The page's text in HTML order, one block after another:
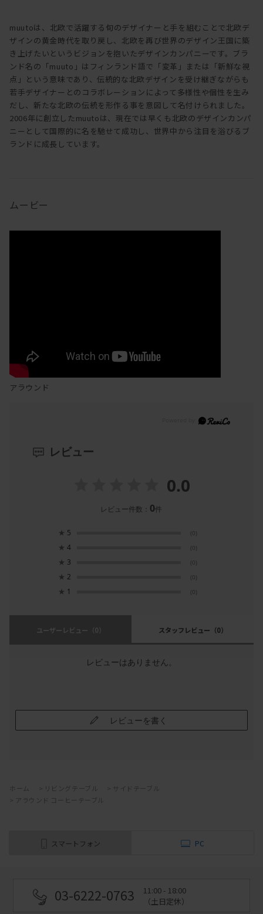
muutoは、北欧で活躍する旬のデザイナーと手を組むことで北欧デ
ザインの黄金時代を取り戻し、北欧を再び世界のデザイン王国に築
き上げたいというビジョンを抱いたデザインカンパニーです。ブラ
ンド名の「muuto」はフィンランド語で「変革」または「新鮮な視
点」という意味であり、伝統的な北欧デザインを受け継ぎながらも
若手デザイナーとのコラボレーションによって多様性や個性を生み
だし、新たな北欧の伝統を形作る事を意図して名付けられました。
2006年に創立したmuutoは、現在では早くも北欧のデザインカンパ
ニーとして国際的に名を馳せて成功し、世界中から注目を浴びるブ
ランドに成長しています。
ムービー
アラウンド
レビュー
0.0
レビュー件数： 0件
★ 5 (0)
★ 4 (0)
★ 3 (0)
★ 2 (0)
★ 1 (0)
ユーザーレビュー （0） スタッフレビュー （0）
レビューはありません。
レビューを書く
ホーム リビングテーブル
サイドテーブル
アラウンド コーヒーテーブル
スマートフォン PC
03-6222-0763
11:00 - 18:00
（土日定休）